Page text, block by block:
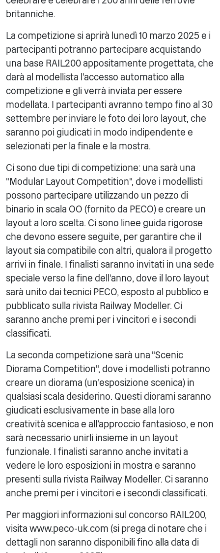
britanniche.
La competizione si aprirà lunedì 10 marzo 2025 e i
partecipanti potranno partecipare acquistando
una base RAIL200 appositamente progettata, che
darà al modellista l'accesso automatico alla
competizione e gli verrà inviata per essere
modellata. I partecipanti avranno tempo fino al 30
settembre per inviare le foto dei loro layout, che
saranno poi giudicati in modo indipendente e
selezionati per la finale e la mostra.
Ci sono due tipi di competizione: una sarà una
"Modular Layout Competition", dove i modellisti
possono partecipare utilizzando un pezzo di
binario in scala OO (fornito da PECO) e creare un
layout a loro scelta. Ci sono linee guida rigorose
che devono essere seguite, per garantire che il
layout sia compatibile con altri, qualora il progetto
arrivi in finale. I finalisti saranno invitati in una sede
speciale verso la fine dell'anno, dove il loro layout
sarà unito dai tecnici PECO, esposto al pubblico e
pubblicato sulla rivista Railway Modeller. Ci
saranno anche premi per i vincitori e i secondi
classificati.
La seconda competizione sarà una "Scenic
Diorama Competition", dove i modellisti potranno
creare un diorama (un'esposizione scenica) in
qualsiasi scala desiderino. Questi diorami saranno
giudicati esclusivamente in base alla loro
creatività scenica e all'approccio fantasioso, e non
sarà necessario unirli insieme in un layout
funzionale. I finalisti saranno anche invitati a
vedere le loro esposizioni in mostra e saranno
presenti sulla rivista Railway Modeller. Ci saranno
anche premi per i vincitori e i secondi classificati.
Per maggiori informazioni sul concorso RAIL200,
visita www.peco-uk.com (si prega di notare che i
dettagli non saranno disponibili fino alla data di